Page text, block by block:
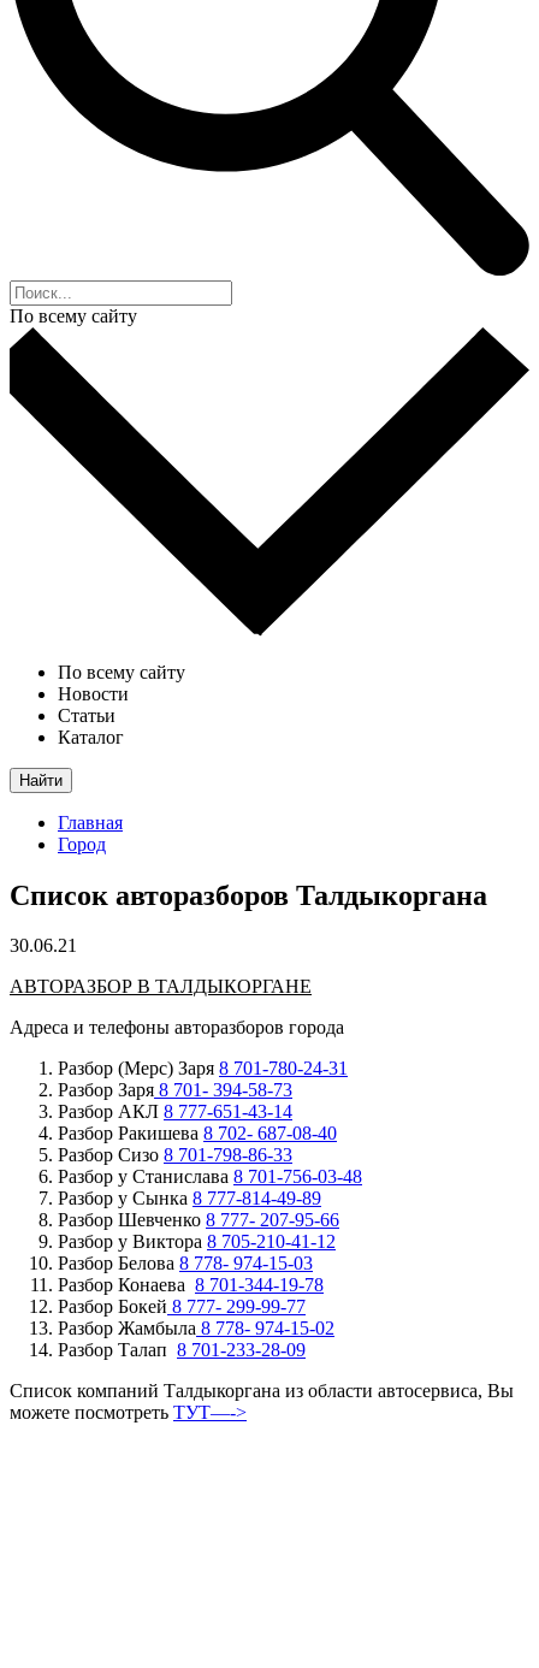
По всему сайту
По всему сайту
Новости
Статьи
Каталог
Найти
Главная
Город
Список авторазборов Талдыкоргана
30.06.21
АВТОРАЗБОР В ТАЛДЫКОРГАНЕ
Адреса и телефоны авторазборов города
Разбор (Мерс) Заря 8 701-780-24-31
Разбор Заря 8 701- 394-58-73
Разбор АКЛ 8 777-651-43-14
Разбор Ракишева 8 702- 687-08-40
Разбор Сизо 8 701-798-86-33
Разбор у Станислава 8 701-756-03-48
Разбор у Сынка 8 777-814-49-89
Разбор Шевченко 8 777- 207-95-66
Разбор у Виктора 8 705-210-41-12
Разбор Белова 8 778- 974-15-03
Разбор Конаева 8 701-344-19-78
Разбор Бокей 8 777- 299-99-77
Разбор Жамбыла 8 778- 974-15-02
Разбор Талап 8 701-233-28-09
Список компаний Талдыкоргана из области автосервиса, Вы
можете посмотреть ТУТ—->